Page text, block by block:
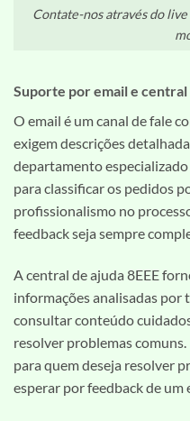
Contate-nos através do
Suporte por email e central
O email é um canal de fale
exigem descrições
departamento
para classificar os pedidos
profissionalismo no
feedback seja sempre
A central de ajuda 8EEE
informações analisadas
consultar conteúdo
resolver problemas
para quem deseja resolver
esperar por feedback de um